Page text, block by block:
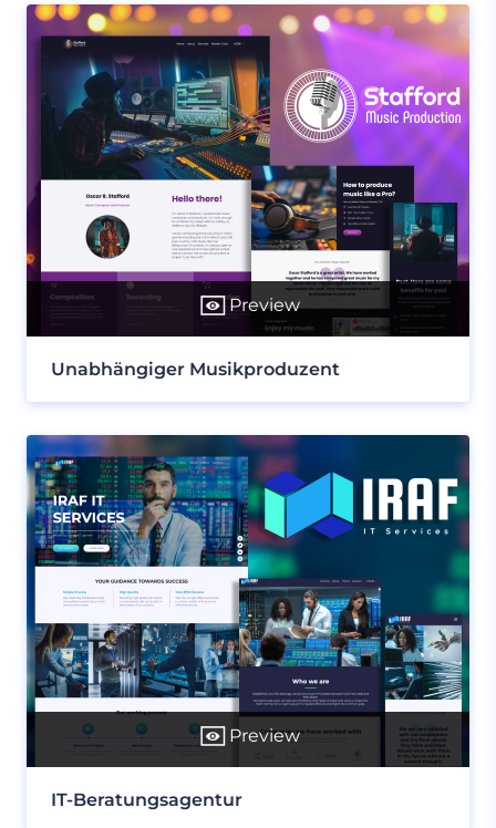
Preview
Unabhängiger Musikproduzent
Preview
IT-Beratungsagentur